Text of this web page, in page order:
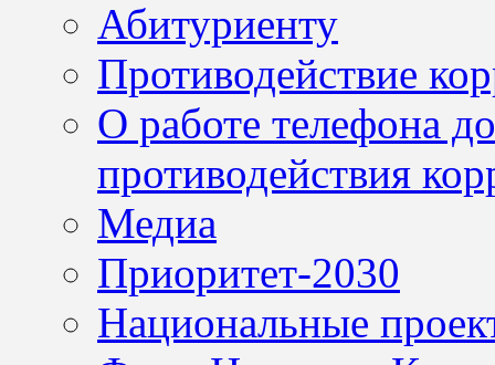
Абитуриенту
Противодействие
О работе телефона
противодействия
Медиа
Приоритет-2030
Национальные